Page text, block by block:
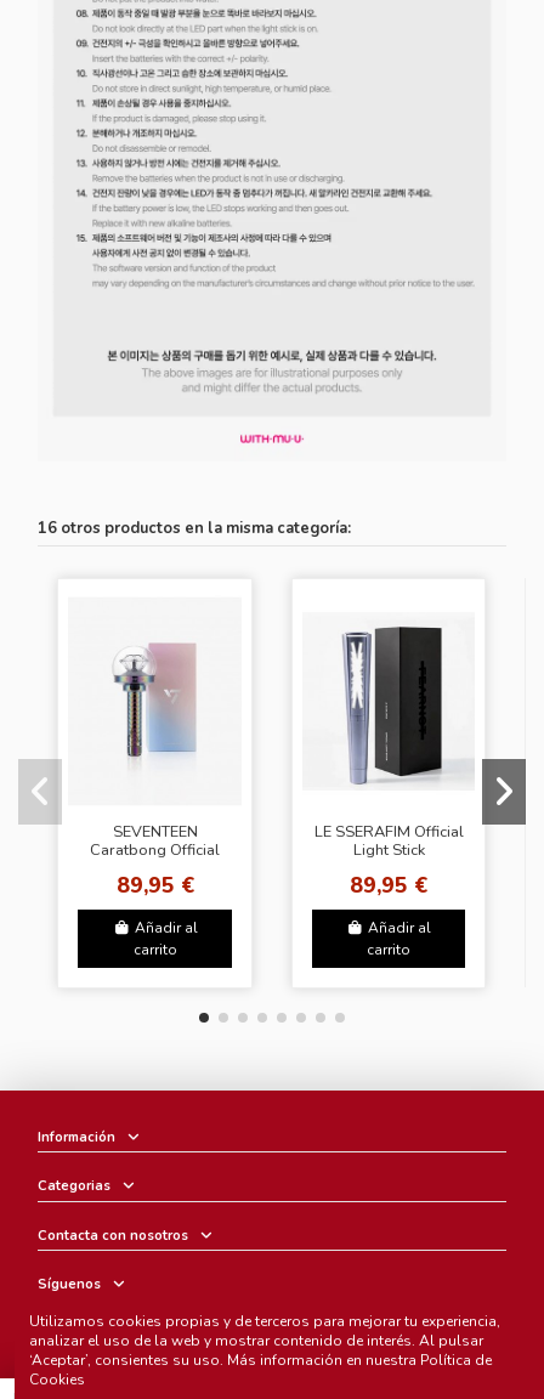
16 otros productos en la misma categoría:
SEVENTEEN
Caratbong Official
89,95 €
Añadir al
carrito
LE SSERAFIM Official
Light Stick
89,95 €
Añadir al
carrito
Información
Categorias
Contacta con nosotros
Síguenos
Boletín
Utilizamos cookies propias y de terceros para mejorar tu experiencia,
analizar el uso de la web y mostrar contenido de interés. Al pulsar
‘Aceptar’, consientes su uso. Más información en nuestra Política de
Cookies